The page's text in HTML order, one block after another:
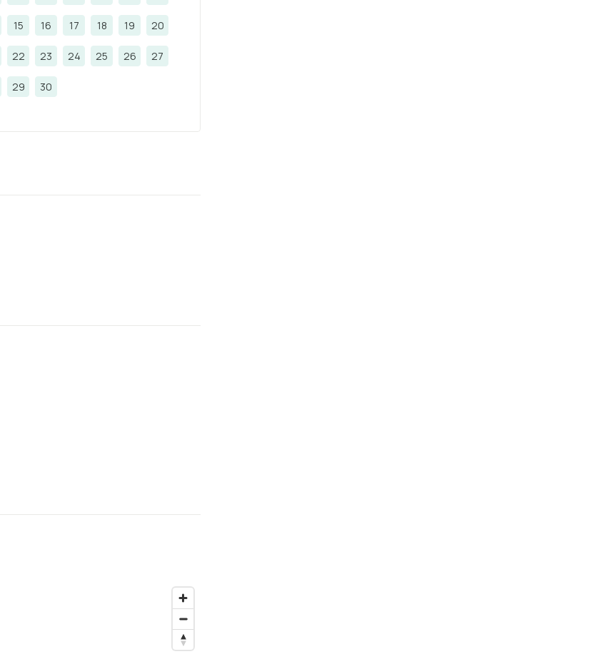
15 16 17 18 19 20
22 23 24 25 26 27
29 30